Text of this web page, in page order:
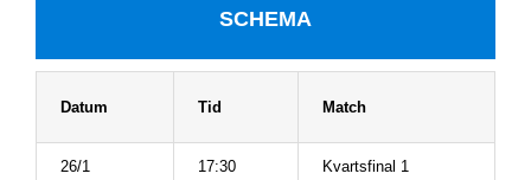
SCHEMA
Datum Tid Match
26/1 17:30 Kvartsfinal 1